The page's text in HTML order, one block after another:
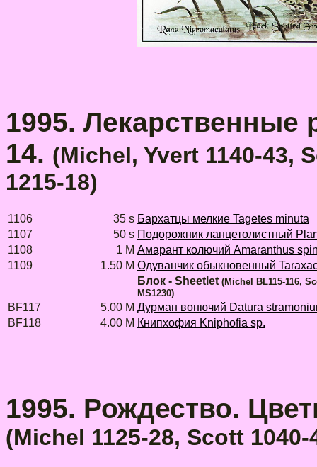
1995. Лекарственные
14. (Michel, Yvert 1140-43,
1215-18)
1106 35 s Бархатцы мелкие Tagetes minuta
1107
50 s Подорожник ланцетолистный
1108
1 M Амарант колючий Amaranthus
1109
1.50 M Одуванчик обыкновенный
Блок - Sheetlet (Michel BL115-116,
MS1230)
BF117 5.00 M Дурман вонючий Datura
BF118
4.00 M Книпхофия Kniphofia sp.
1995. Рождество.
(Michel 1125-28, Scott